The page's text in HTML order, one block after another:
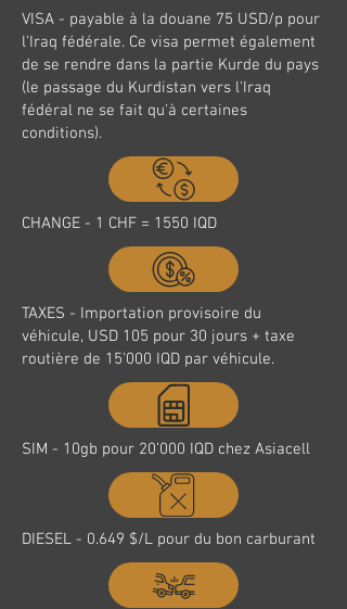
VISA - payable à la douane 75 USD/p pour
l'Iraq fédérale. Ce visa permet également
de se rendre dans la partie Kurde du pays
(le passage du Kurdistan vers l'Iraq
fédéral ne se fait qu'à certaines
conditions).
CHANGE - 1 CHF = 1550 IQD
TAXES - Importation provisoire du
véhicule, USD 105 pour 30 jours + taxe
routière de 15'000 IQD par véhicule.
SIM - 10gb pour 20’000 IQD chez Asiacell
DIESEL - 0.649 $/L pour du bon carburant